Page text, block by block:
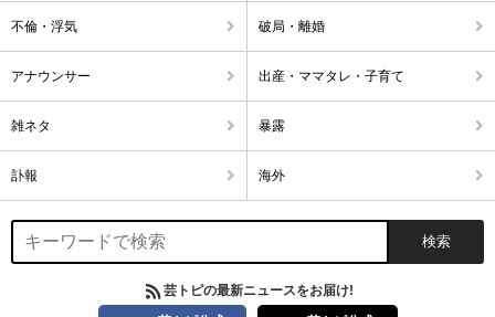
不倫・浮気 破局・離婚
アナウンサー 出産・ママタレ・子育て
雑ネタ 暴露
訃報 海外
芸トピの最新ニュースをお届け!